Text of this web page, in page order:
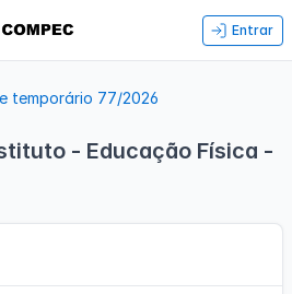
Entrar
temporário 77/2026
- Educação Física -